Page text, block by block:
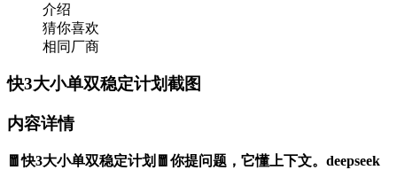
介绍
猜你喜欢
相同厂商
快3大小单双稳定计划截图
内容详情
🧧快3大小单双稳定计划🧧你提问题，它懂上下文。deepseek